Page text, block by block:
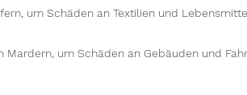
um Schäden an Textilien und
um Schäden an Gebäuden und